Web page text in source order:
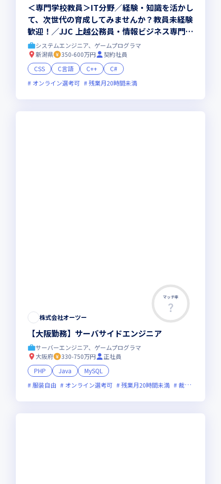
＜専門学校教員＞IT分野／経験・知識を活かし
て、次世代の育成してみませんか？教員未経験
歓迎！／JJC 上越公務員・情報ビジネス専門学
校システムエンジニア、ゲームプログラマ
新潟県
350-600万円
契約社員
CSS
C言語 C++
C#
オンライン選考可
残業月20時間未満
マッチ率
株式会社オーツー
【大阪勤務】サーバサイドエンジニア
サーバーエンジニア、ゲームプログラマ
大阪府
330-750万円
正社員
PHP
Java
MySQL
服装自由
オンライン選考可 残業月20時間未満 裁量労働制あり